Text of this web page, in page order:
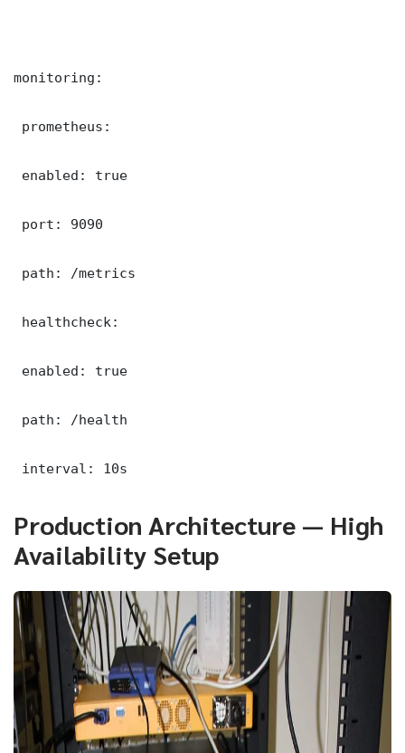
monitoring:
prometheus:
enabled: true
port: 9090
path: /metrics
healthcheck:
enabled: true
path: /health
interval: 10s
Production Architecture — High
Availability Setup